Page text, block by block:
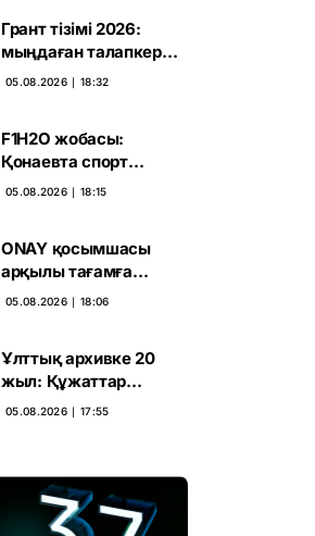
Грант тізімі 2026:
мыңдаған талапкердің
тағдыры 10 тамызға
05.08.2026 ∣ 18:32
F1H2O жобасы:
Қонаевта спорт
катерлерін шығаратын
05.08.2026 ∣ 18:15
ONAY қосымшасы
арқылы тағамға
тапсырыс беруге
05.08.2026 ∣ 18:06
Ұлттық архивке 20
жыл: Құжаттар
тарихы цифрлық
05.08.2026 ∣ 17:55